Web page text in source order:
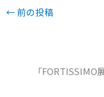
← 前の投稿
「